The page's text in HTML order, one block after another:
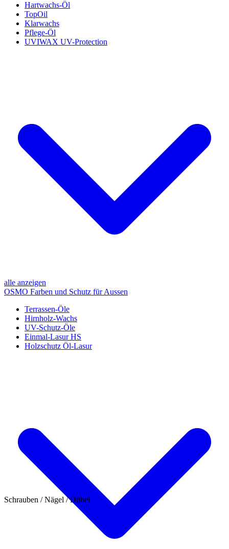
Hartwachs-Öl
TopOil
Klarwachs
Pflege-Öl
UVIWAX UV-Protection
alle anzeigen
OSMO Farben und Schutz für Aussen
Terrassen-Öle
Hirnholz-Wachs
UV-Schutz-Öle
Einmal-Lasur HS
Holzschutz Öl-Lasur
Schrauben / Nägel / Dübel